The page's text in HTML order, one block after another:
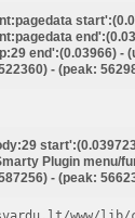
end':(0.03966) -
- (peak:
Plugin menu/
- (peak: